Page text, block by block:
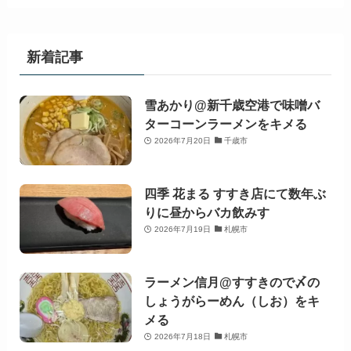
新着記事
雪あかり@新千歳空港で味噌バ
ターコーンラーメンをキメる
2026年7月20日 千歳市
四季 花まる すすき店にて数年ぶ
りに昼からバカ飲みす
2026年7月19日 札幌市
ラーメン信月@すすきので〆の
しょうがらーめん（しお）をキ
メる
2026年7月18日 札幌市